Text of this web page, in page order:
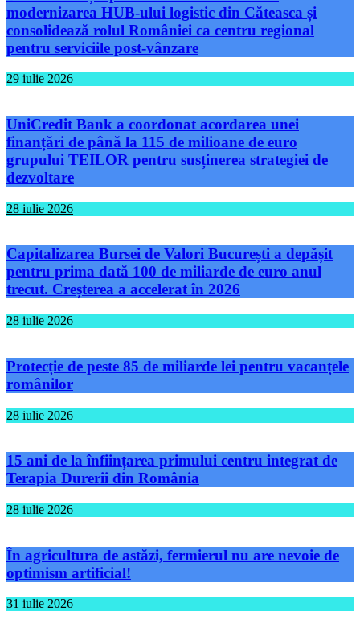
modernizarea HUB-ului logistic din Căteasca și
consolidează rolul României ca centru regional
pentru serviciile post-vânzare
29 iulie 2026
UniCredit Bank a coordonat acordarea unei
finanțări de până la 115 de milioane de euro
grupului TEILOR pentru susținerea strategiei de
dezvoltare
28 iulie 2026
Capitalizarea Bursei de Valori București a depășit
pentru prima dată 100 de miliarde de euro anul
trecut. Creșterea a accelerat în 2026
28 iulie 2026
Protecție de peste 85 de miliarde lei pentru vacanțele
românilor
28 iulie 2026
15 ani de la înființarea primului centru integrat de
Terapia Durerii din România
28 iulie 2026
În agricultura de astăzi, fermierul nu are nevoie de
optimism artificial!
31 iulie 2026